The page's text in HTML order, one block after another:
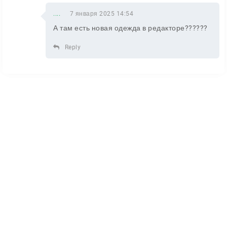
.... 7 января 2025 14:54
А там есть новая одежда в редакторе??????
Reply